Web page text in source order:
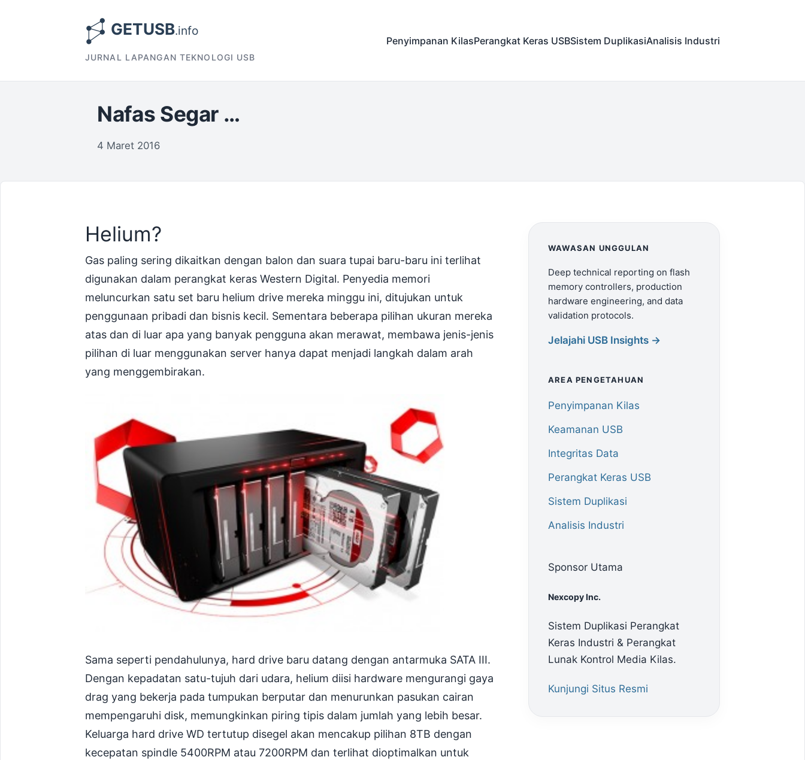
JURNAL LAPANGAN TEKNOLOGI USB
Penyimpanan KilasPerangkat Keras USBSistem DuplikasiAnalisis Industri
Nafas Segar …
4 Maret 2016
Helium?
Gas paling sering dikaitkan dengan balon dan suara tupai baru-baru ini terlihat
digunakan dalam perangkat keras Western Digital. Penyedia memori
meluncurkan satu set baru helium drive mereka minggu ini, ditujukan untuk
penggunaan pribadi dan bisnis kecil. Sementara beberapa pilihan ukuran mereka
atas dan di luar apa yang banyak pengguna akan merawat, membawa jenis-jenis
pilihan di luar menggunakan server hanya dapat menjadi langkah dalam arah
yang menggembirakan.
Sama seperti pendahulunya, hard drive baru datang dengan antarmuka SATA III.
Dengan kepadatan satu-tujuh dari udara, helium diisi hardware mengurangi gaya
drag yang bekerja pada tumpukan berputar dan menurunkan pasukan cairan
mempengaruhi disk, memungkinkan piring tipis dalam jumlah yang lebih besar.
Keluarga hard drive WD tertutup disegel akan mencakup pilihan 8TB dengan
kecepatan spindle 5400RPM atau 7200RPM dan terlihat dioptimalkan untuk
WAWASAN UNGGULAN
Deep technical reporting on flash
memory controllers, production
hardware engineering, and data
validation protocols.
Jelajahi USB Insights →
AREA PENGETAHUAN
Penyimpanan Kilas
Keamanan USB
Integritas Data
Perangkat Keras USB
Sistem Duplikasi
Analisis Industri
Sponsor Utama
Nexcopy Inc.
Sistem Duplikasi Perangkat
Keras Industri & Perangkat
Lunak Kontrol Media Kilas.
Kunjungi Situs Resmi